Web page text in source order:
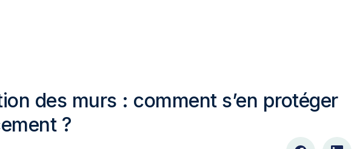
des murs : comment s’en protéger
?